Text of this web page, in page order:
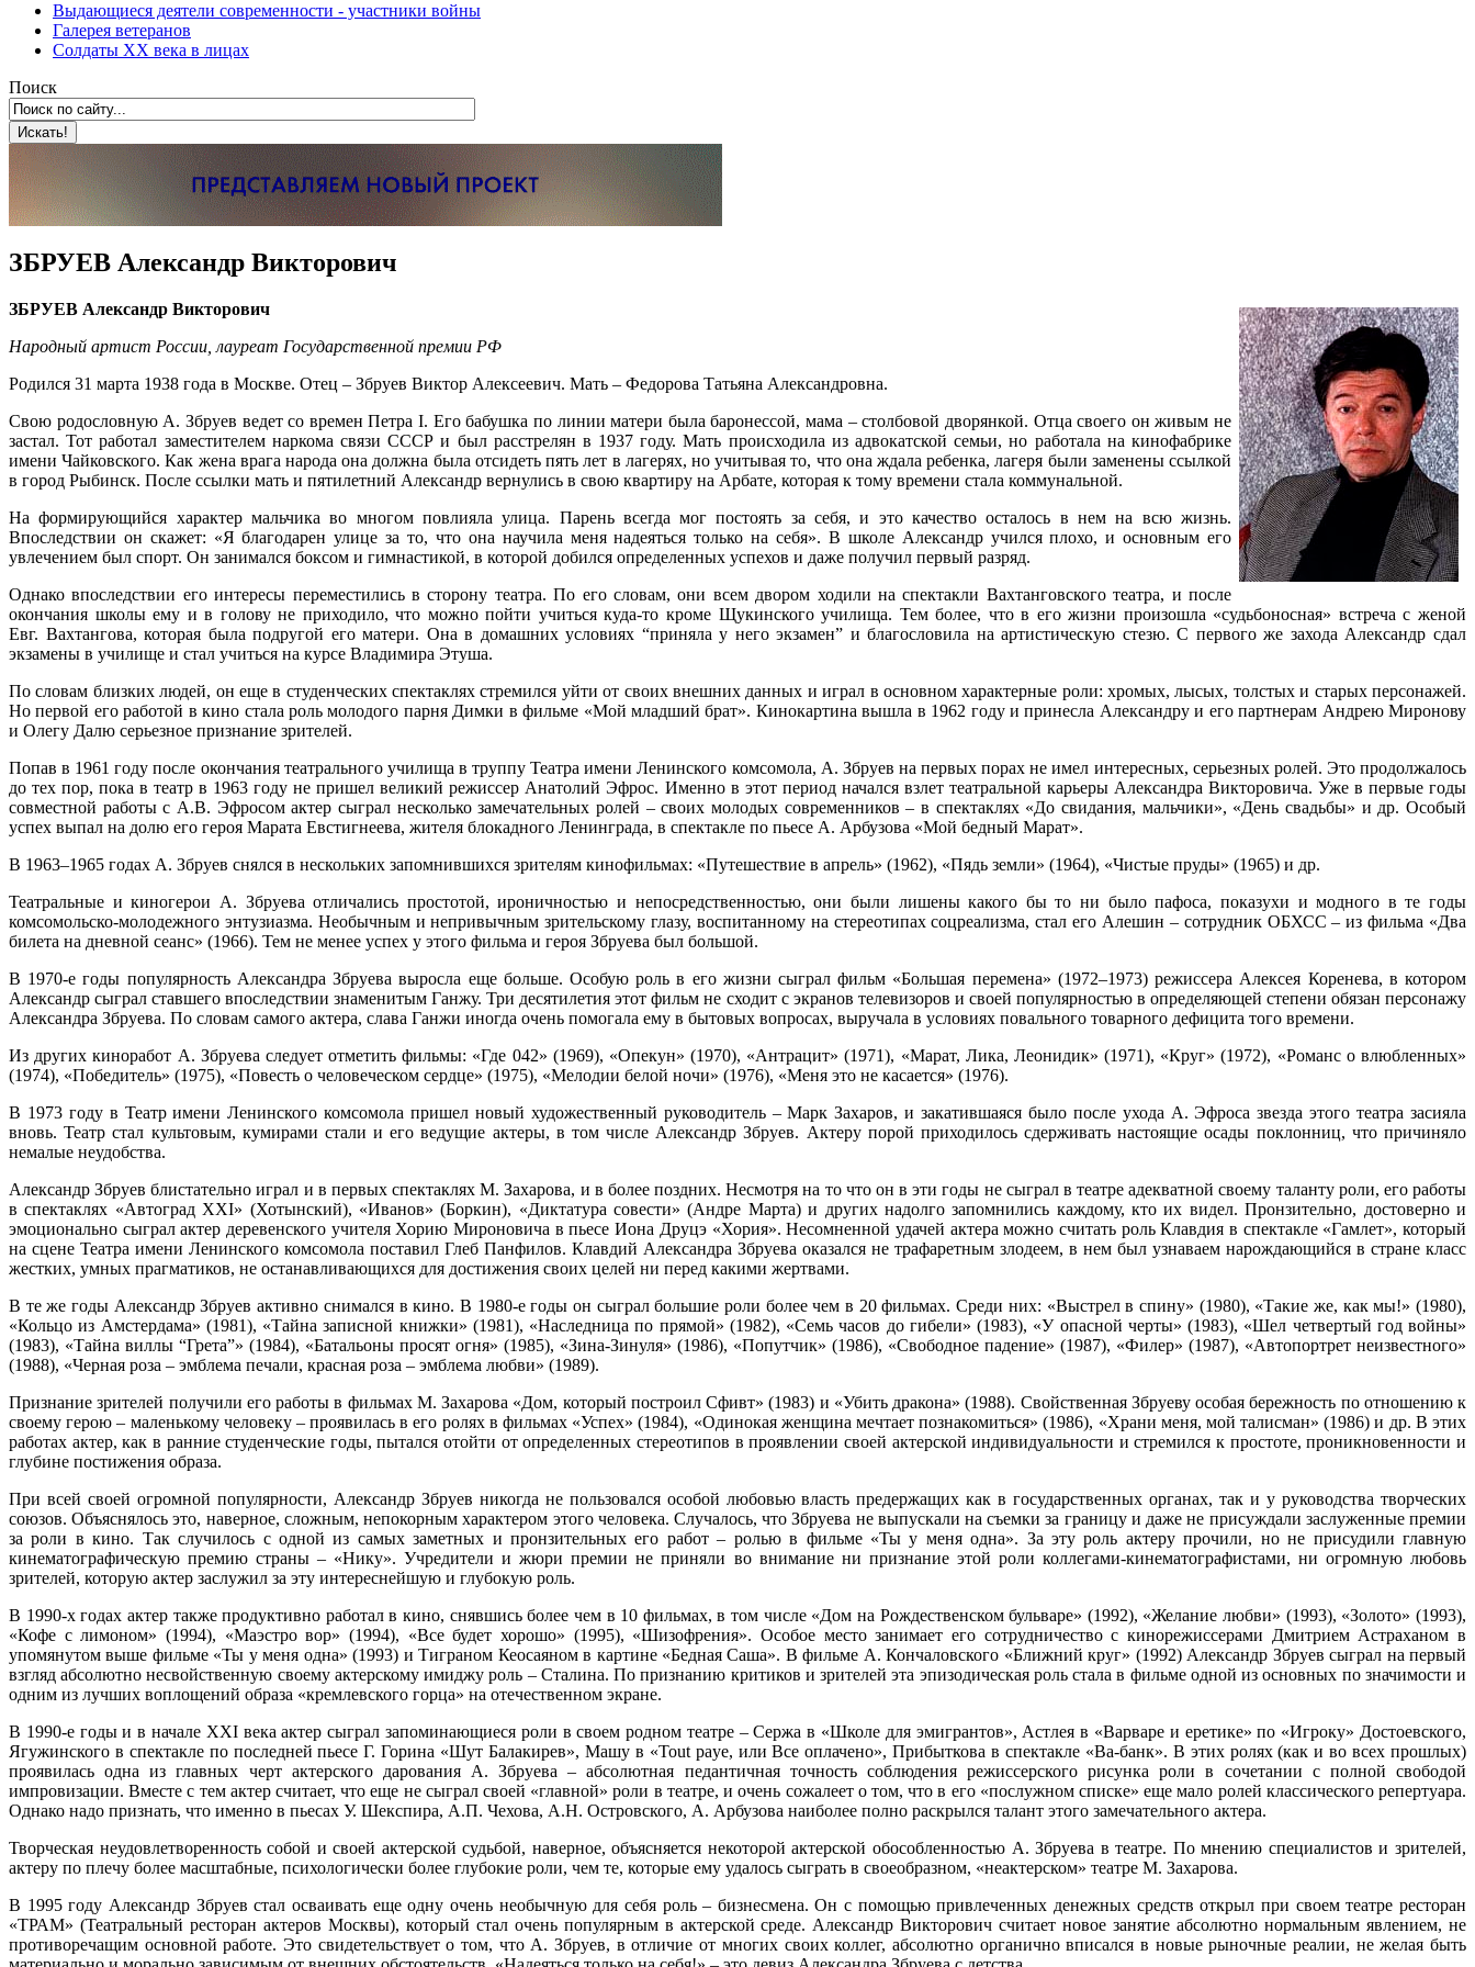
Выдающиеся деятели современности - участники войны
Галерея ветеранов
Солдаты XX века в лицах
Поиск
ЗБРУЕВ Александр Викторович
ЗБРУЕВ Александр Викторович
Народный артист России, лауреат Государственной премии РФ
Родился 31 марта 1938 года в Москве. Отец – Збруев Виктор Алексеевич. Мать – Федорова Татьяна Александровна.
Свою родословную А. Збруев ведет со времен Петра I. Его бабушка по линии матери была баронессой, мама – столбовой дворянкой. Отца своего он живым не
застал. Тот работал заместителем наркома связи СССР и был расстрелян в 1937 году. Мать происходила из адвокатской семьи, но работала на кинофабрике
имени Чайковского. Как жена врага народа она должна была отсидеть пять лет в лагерях, но учитывая то, что она ждала ребенка, лагеря были заменены ссылкой
в город Рыбинск. После ссылки мать и пятилетний Александр вернулись в свою квартиру на Арбате, которая к тому времени стала коммунальной.
На формирующийся характер мальчика во многом повлияла улица. Парень всегда мог постоять за себя, и это качество осталось в нем на всю жизнь.
Впоследствии он скажет: «Я благодарен улице за то, что она научила меня надеяться только на себя». В школе Александр учился плохо, и основным его
увлечением был спорт. Он занимался боксом и гимнастикой, в которой добился определенных успехов и даже получил первый разряд.
Однако впоследствии его интересы переместились в сторону театра. По его словам, они всем двором ходили на спектакли Вахтанговского театра, и после
окончания школы ему и в голову не приходило, что можно пойти учиться куда-то кроме Щукинского училища. Тем более, что в его жизни произошла «судьбоносная» встреча с женой
Евг. Вахтангова, которая была подругой его матери. Она в домашних условиях “приняла у него экзамен” и благословила на артистическую стезю. С первого же захода Александр сдал
экзамены в училище и стал учиться на курсе Владимира Этуша.
По словам близких людей, он еще в студенческих спектаклях стремился уйти от своих внешних данных и играл в основном характерные роли: хромых, лысых, толстых и старых персонажей.
Но первой его работой в кино стала роль молодого парня Димки в фильме «Мой младший брат». Кинокартина вышла в 1962 году и принесла Александру и его партнерам Андрею Миронову
и Олегу Далю серьезное признание зрителей.
Попав в 1961 году после окончания театрального училища в труппу Театра имени Ленинского комсомола, А. Збруев на первых порах не имел интересных, серьезных ролей. Это продолжалось
до тех пор, пока в театр в 1963 году не пришел великий режиссер Анатолий Эфрос. Именно в этот период начался взлет театральной карьеры Александра Викторовича. Уже в первые годы
совместной работы с А.В. Эфросом актер сыграл несколько замечательных ролей – своих молодых современников – в спектаклях «До свидания, мальчики», «День свадьбы» и др. Особый
успех выпал на долю его героя Марата Евстигнеева, жителя блокадного Ленинграда, в спектакле по пьесе А. Арбузова «Мой бедный Марат».
В 1963–1965 годах А. Збруев снялся в нескольких запомнившихся зрителям кинофильмах: «Путешествие в апрель» (1962), «Пядь земли» (1964), «Чистые пруды» (1965) и др.
Театральные и киногерои А. Збруева отличались простотой, ироничностью и непосредственностью, они были лишены какого бы то ни было пафоса, показухи и модного в те годы
комсомольско-молодежного энтузиазма. Необычным и непривычным зрительскому глазу, воспитанному на стереотипах соцреализма, стал его Алешин – сотрудник ОБХСС – из фильма «Два
билета на дневной сеанс» (1966). Тем не менее успех у этого фильма и героя Збруева был большой.
В 1970-е годы популярность Александра Збруева выросла еще больше. Особую роль в его жизни сыграл фильм «Большая перемена» (1972–1973) режиссера Алексея Коренева, в котором
Александр сыграл ставшего впоследствии знаменитым Ганжу. Три десятилетия этот фильм не сходит с экранов телевизоров и своей популярностью в определяющей степени обязан персонажу
Александра Збруева. По словам самого актера, слава Ганжи иногда очень помогала ему в бытовых вопросах, выручала в условиях повального товарного дефицита того времени.
Из других киноработ А. Збруева следует отметить фильмы: «Где 042» (1969), «Опекун» (1970), «Антрацит» (1971), «Марат, Лика, Леонидик» (1971), «Круг» (1972), «Романс о влюбленных»
(1974), «Победитель» (1975), «Повесть о человеческом сердце» (1975), «Мелодии белой ночи» (1976), «Меня это не касается» (1976).
В 1973 году в Театр имени Ленинского комсомола пришел новый художественный руководитель – Марк Захаров, и закатившаяся было после ухода А. Эфроса звезда этого театра засияла
вновь. Театр стал культовым, кумирами стали и его ведущие актеры, в том числе Александр Збруев. Актеру порой приходилось сдерживать настоящие осады поклонниц, что причиняло
немалые неудобства.
Александр Збруев блистательно играл и в первых спектаклях М. Захарова, и в более поздних. Несмотря на то что он в эти годы не сыграл в театре адекватной своему таланту роли, его работы
в спектаклях «Автоград XXI» (Хотынский), «Иванов» (Боркин), «Диктатура совести» (Андре Марта) и других надолго запомнились каждому, кто их видел. Пронзительно, достоверно и
эмоционально сыграл актер деревенского учителя Хорию Мироновича в пьесе Иона Друцэ «Хория». Несомненной удачей актера можно считать роль Клавдия в спектакле «Гамлет», который
на сцене Театра имени Ленинского комсомола поставил Глеб Панфилов. Клавдий Александра Збруева оказался не трафаретным злодеем, в нем был узнаваем нарождающийся в стране класс
жестких, умных прагматиков, не останавливающихся для достижения своих целей ни перед какими жертвами.
В те же годы Александр Збруев активно снимался в кино. В 1980-е годы он сыграл большие роли более чем в 20 фильмах. Среди них: «Выстрел в спину» (1980), «Такие же, как мы!» (1980),
«Кольцо из Амстердама» (1981), «Тайна записной книжки» (1981), «Наследница по прямой» (1982), «Семь часов до гибели» (1983), «У опасной черты» (1983), «Шел четвертый год войны»
(1983), «Тайна виллы “Грета”» (1984), «Батальоны просят огня» (1985), «Зина-Зинуля» (1986), «Попутчик» (1986), «Свободное падение» (1987), «Филер» (1987), «Автопортрет неизвестного»
(1988), «Черная роза – эмблема печали, красная роза – эмблема любви» (1989).
Признание зрителей получили его работы в фильмах М. Захарова «Дом, который построил Сфивт» (1983) и «Убить дракона» (1988). Свойственная Збруеву особая бережность по отношению к
своему герою – маленькому человеку – проявилась в его ролях в фильмах «Успех» (1984), «Одинокая женщина мечтает познакомиться» (1986), «Храни меня, мой талисман» (1986) и др. В этих
работах актер, как в ранние студенческие годы, пытался отойти от определенных стереотипов в проявлении своей актерской индивидуальности и стремился к простоте, проникновенности и
глубине постижения образа.
При всей своей огромной популярности, Александр Збруев никогда не пользовался особой любовью власть предержащих как в государственных органах, так и у руководства творческих
союзов. Объяснялось это, наверное, сложным, непокорным характером этого человека. Случалось, что Збруева не выпускали на съемки за границу и даже не присуждали заслуженные премии
за роли в кино. Так случилось с одной из самых заметных и пронзительных его работ – ролью в фильме «Ты у меня одна». За эту роль актеру прочили, но не присудили главную
кинематографическую премию страны – «Нику». Учредители и жюри премии не приняли во внимание ни признание этой роли коллегами-кинематографистами, ни огромную любовь
зрителей, которую актер заслужил за эту интереснейшую и глубокую роль.
В 1990-х годах актер также продуктивно работал в кино, снявшись более чем в 10 фильмах, в том числе «Дом на Рождественском бульваре» (1992), «Желание любви» (1993), «Золото» (1993),
«Кофе с лимоном» (1994), «Маэстро вор» (1994), «Все будет хорошо» (1995), «Шизофрения». Особое место занимает его сотрудничество с кинорежиссерами Дмитрием Астраханом в
упомянутом выше фильме «Ты у меня одна» (1993) и Тиграном Кеосаяном в картине «Бедная Саша». В фильме А. Кончаловского «Ближний круг» (1992) Александр Збруев сыграл на первый
взгляд абсолютно несвойственную своему актерскому имиджу роль – Сталина. По признанию критиков и зрителей эта эпизодическая роль стала в фильме одной из основных по значимости и
одним из лучших воплощений образа «кремлевского горца» на отечественном экране.
В 1990-е годы и в начале XXI века актер сыграл запоминающиеся роли в своем родном театре – Сержа в «Школе для эмигрантов», Астлея в «Варваре и еретике» по «Игроку» Достоевского,
Ягужинского в спектакле по последней пьесе Г. Горина «Шут Балакирев», Машу в «Tout payе, или Все оплачено», Прибыткова в спектакле «Ва-банк». В этих ролях (как и во всех прошлых)
проявилась одна из главных черт актерского дарования А. Збруева – абсолютная педантичная точность соблюдения режиссерского рисунка роли в сочетании с полной свободой
импровизации. Вместе с тем актер считает, что еще не сыграл своей «главной» роли в театре, и очень сожалеет о том, что в его «послужном списке» еще мало ролей классического репертуара.
Однако надо признать, что именно в пьесах У. Шекспира, А.П. Чехова, А.Н. Островского, А. Арбузова наиболее полно раскрылся талант этого замечательного актера.
Творческая неудовлетворенность собой и своей актерской судьбой, наверное, объясняется некоторой актерской обособленностью А. Збруева в театре. По мнению специалистов и зрителей,
актеру по плечу более масштабные, психологически более глубокие роли, чем те, которые ему удалось сыграть в своеобразном, «неактерском» театре М. Захарова.
В 1995 году Александр Збруев стал осваивать еще одну очень необычную для себя роль – бизнесмена. Он с помощью привлеченных денежных средств открыл при своем театре ресторан
«ТРАМ» (Театральный ресторан актеров Москвы), который стал очень популярным в актерской среде. Александр Викторович считает новое занятие абсолютно нормальным явлением, не
противоречащим основной работе. Это свидетельствует о том, что А. Збруев, в отличие от многих своих коллег, абсолютно органично вписался в новые рыночные реалии, не желая быть